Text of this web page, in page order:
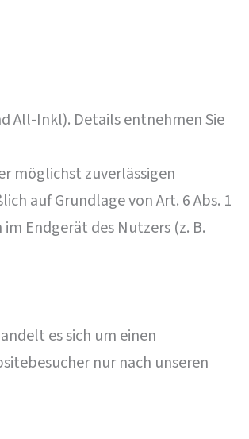
All-Inkl). Details entnehmen Sie
möglichst zuverlässigen
auf Grundlage von Art. 6 Abs. 1
Endgerät des Nutzers (z. B.
es sich um einen
nur nach unseren